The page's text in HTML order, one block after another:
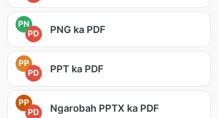
PN
PD
PNG ka PDF
PP
PD
PPT ka PDF
PP
PD
Ngarobah PPTX ka PDF